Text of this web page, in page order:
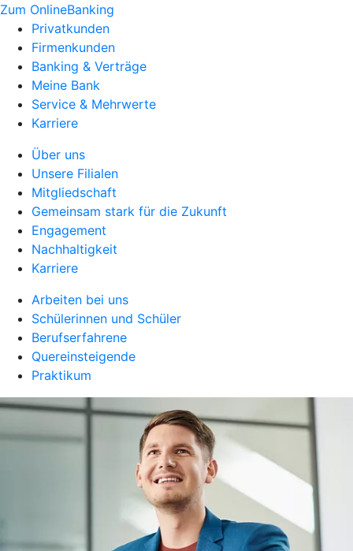
Zum OnlineBanking
Privatkunden
Firmenkunden
Banking & Verträge
Meine Bank
Service & Mehrwerte
Karriere
Über uns
Unsere Filialen
Mitgliedschaft
Gemeinsam stark für die Zukunft
Engagement
Nachhaltigkeit
Karriere
Arbeiten bei uns
Schülerinnen und Schüler
Berufserfahrene
Quereinsteigende
Praktikum